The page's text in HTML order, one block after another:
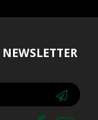
NEWSLETTER